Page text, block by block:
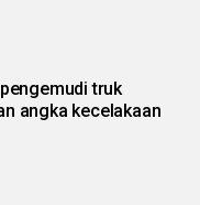
truk
angka kecelakaan